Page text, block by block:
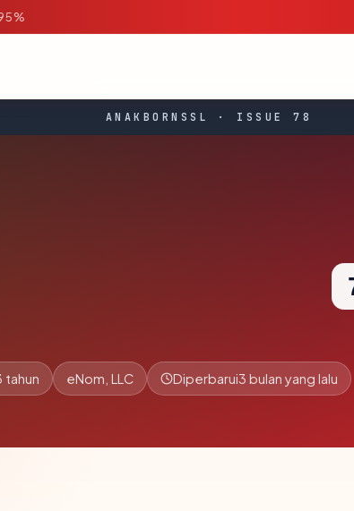
ANAKBORNSSL · ISSUE 78
tahun eNom, LLC Diperbarui3 bulan yang lalu